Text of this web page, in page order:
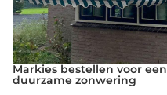
Markies bestellen voor
duurzame zonwering